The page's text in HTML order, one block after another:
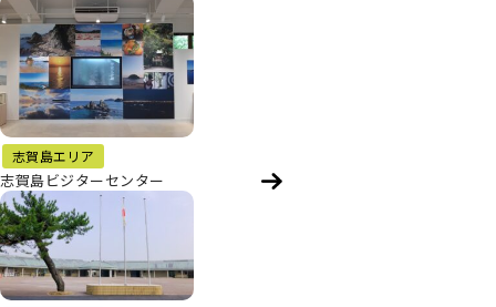
志賀島エリア
志賀島ビジターセンター